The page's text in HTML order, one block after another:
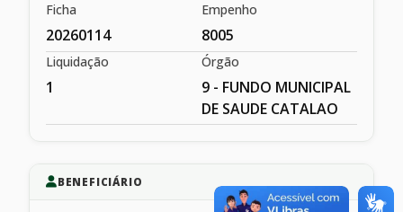
Ficha
20260114
Empenho
8005
Liquidação
1
Órgão
9 - FUNDO MUNICIPAL
DE SAUDE CATALAO
BENEFICIÁRIO